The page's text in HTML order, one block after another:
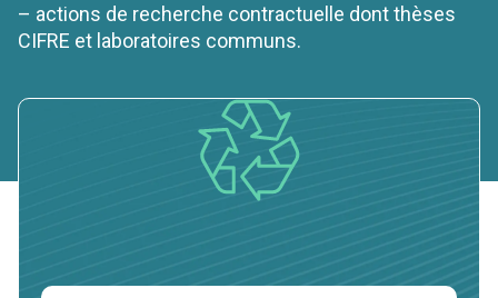
– actions de recherche contractuelle dont thèses
CIFRE et laboratoires communs.